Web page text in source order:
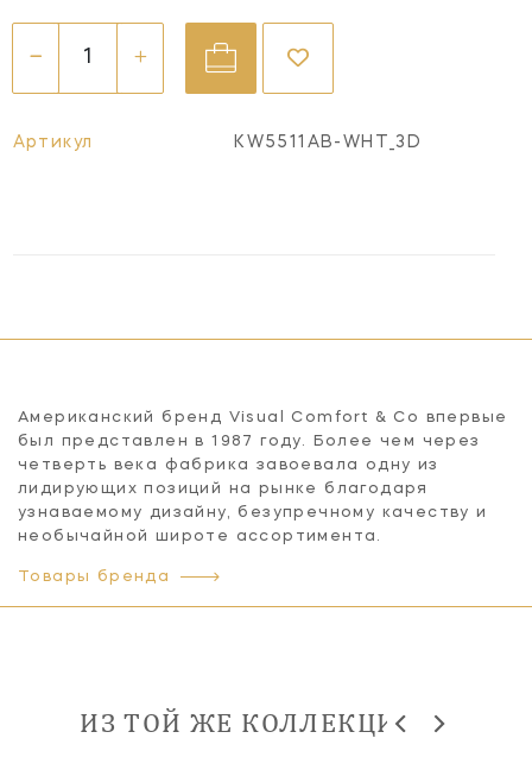
Артикул KW5511AB-WHT_3D
Американский бренд Visual Comfort & Co впервые
был представлен в 1987 году. Более чем через
четверть века фабрика завоевала одну из
лидирующих позиций на рынке благодаря
узнаваемому дизайну, безупречному качеству и
необычайной широте ассортимента.
Товары бренда
ИЗ ТОЙ ЖЕ КОЛЛЕКЦИИ